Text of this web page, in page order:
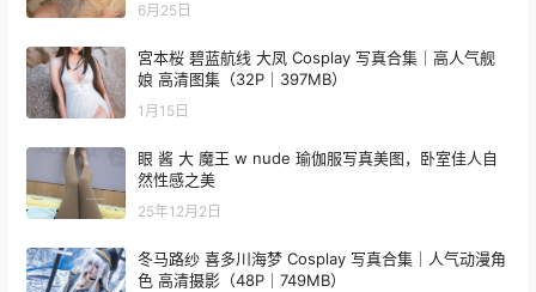
6月25日
宮本桜 碧蓝航线 大凤 Cosplay 写真合集｜高人气舰
娘 高清图集（32P｜397MB）
1月15日
眼 酱 大 魔王 w nude 瑜伽服写真美图，卧室佳人自
然性感之美
25年12月2日
冬马路纱 喜多川海梦 Cosplay 写真合集｜人气动漫角
色 高清摄影（48P｜749MB）